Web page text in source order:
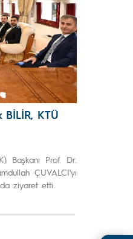
BİLİR, KTÜ
Başkanı Prof. Dr.
ÇUVALCI'yı
ziyaret etti.